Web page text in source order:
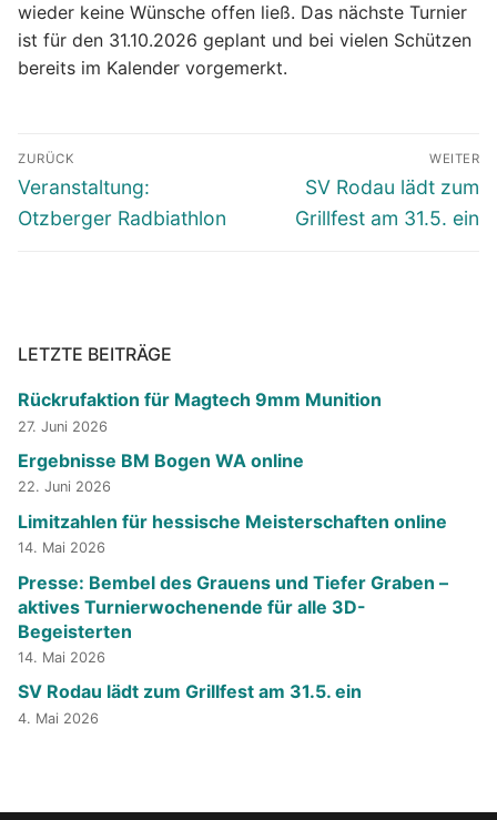
wieder keine Wünsche offen ließ. Das nächste Turnier
ist für den 31.10.2026 geplant und bei vielen Schützen
bereits im Kalender vorgemerkt.
Beitragsnavigation
ZURÜCK
Vorheriger
Beitrag:
Veranstaltung:
Otzberger Radbiathlon
WEITER
Nächster
Beitrag:
SV Rodau lädt zum
Grillfest am 31.5. ein
LETZTE BEITRÄGE
Rückrufaktion für Magtech 9mm Munition
27. Juni 2026
Ergebnisse BM Bogen WA online
22. Juni 2026
Limitzahlen für hessische Meisterschaften online
14. Mai 2026
Presse: Bembel des Grauens und Tiefer Graben –
aktives Turnierwochenende für alle 3D-
Begeisterten
14. Mai 2026
SV Rodau lädt zum Grillfest am 31.5. ein
4. Mai 2026